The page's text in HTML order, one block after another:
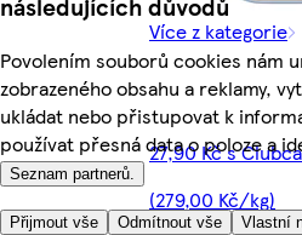
následujících důvodů
Povolením souborů cookies nám
zobrazeného obsahu a reklamy,
ukládat nebo přistupovat k
používat přesná data o poloze a
Seznam partnerů.
Přijmout vše Odmítnout vše Vlastní
Více z kategorie
27,90 Kč s
(279,00 Kč/kg)